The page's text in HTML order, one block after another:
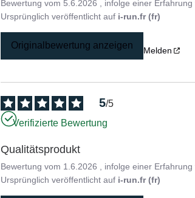
Bewertung vom 5.6.2026 , infolge einer Erfahrung
Ursprünglich veröffentlicht auf i-run.fr (fr)
Originalbewertung anzeigen Melden
5/5
Verifizierte Bewertung
Qualitätsprodukt
Bewertung vom 1.6.2026 , infolge einer
Ursprünglich veröffentlicht auf i-run.fr (fr)